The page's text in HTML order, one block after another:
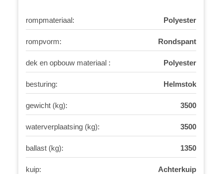
rompmateriaal: Polyester
rompvorm: Rondspant
dek en opbouw materiaal : Polyester
besturing: Helmstok
gewicht (kg): 3500
waterverplaatsing (kg): 3500
ballast (kg): 1350
kuip: Achterkuip